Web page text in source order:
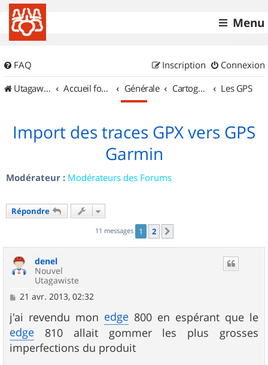
Menu
FAQ Connexion
Inscription
UtagawaVTT (Randos VTT et VTTAE avec traces GPS)
Accueil forum Générale Cartographie et GPS Les GPS
Import des traces GPX vers GPS
Garmin
Modérateur : Modérateurs des Forums
Répondre
11 messages 1 2
denel
Nouvel
Utagawiste
M
s
s
a
g
e
21 avr. 2013, 02:32
j'ai revendu mon edge 800 en espérant que le
edge 810 allait gommer les plus grosses
imperfections du produit